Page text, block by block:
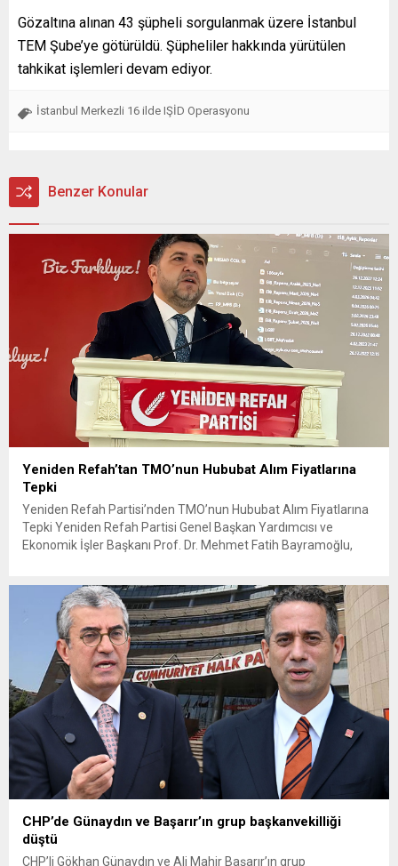
Gözaltına alınan 43 şüpheli sorgulanmak üzere İstanbul
TEM Şube’ye götürüldü. Şüpheliler hakkında yürütülen
tahkikat işlemleri devam ediyor.
İstanbul Merkezli 16 ilde IŞİD Operasyonu
Benzer Konular
Yeniden Refah’tan TMO’nun Hububat Alım Fiyatlarına
Tepki
Yeniden Refah Partisi’nden TMO’nun Hububat Alım Fiyatlarına
Tepki Yeniden Refah Partisi Genel Başkan Yardımcısı ve
Ekonomik İşler Başkanı Prof. Dr. Mehmet Fatih Bayramoğlu,
fiyatların çiftçinin artan maliyetlerini karşılamaktan uzak
olduğunu savunarak fiyatların yeniden değerlendirilmesi
çağrısında...
CHP’de Günaydın ve Başarır’ın grup başkanvekilliği
düştü
CHP’li Gökhan Günaydın ve Ali Mahir Başarır’ın grup